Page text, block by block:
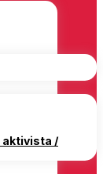
aktivista /